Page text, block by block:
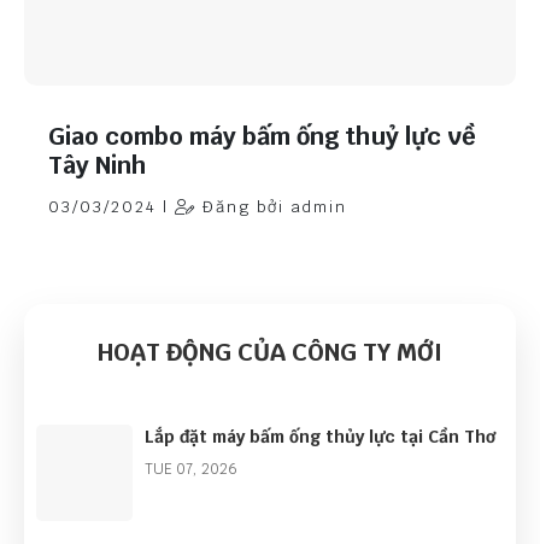
Giao combo máy bấm ống thuỷ lực về
Tây Ninh
03/03/2024 | Đăng bởi admin
HOẠT ĐỘNG CỦA CÔNG TY MỚI
Lắp đặt máy bấm ống thủy lực tại Cần Thơ
TUE 07, 2026